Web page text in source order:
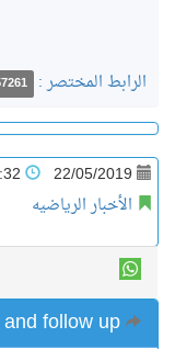
الرابط المختصر :
22/05/2019
الأخبار الرياضيه